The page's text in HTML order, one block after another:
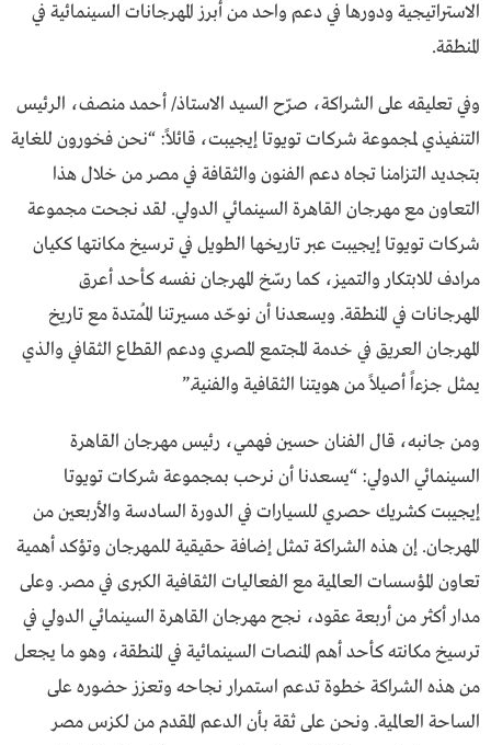
الاستراتيجية ودورها في دعم واحد من أبرز المهرجانات السينمائية في
المنطقة.
وفي تعليقه على الشراكة، صرّح السيد الاستاذ/ أحمد منصف، الرئيس
التنفيذي لمجموعة شركات تويوتا إيجيبت، قائلاً: “نحن فخورون للغاية
بتجديد التزامنا تجاه دعم الفنون والثقافة في مصر من خلال هذا
التعاون مع مهرجان القاهرة السينمائي الدولي. لقد نجحت مجموعة
شركات تويوتا إيجيبت عبر تاريخها الطويل في ترسيخ مكانتها ككيان
مرادف للابتكار والتميز، كما رسّخ المهرجان نفسه كأحد أعرق
المهرجانات في المنطقة. ويسعدنا أن نوحّد مسيرتنا المُمتدة مع تاريخ
المهرجان العريق في خدمة المجتمع المصري ودعم القطاع الثقافي والذي
يمثل جزءاً أصيلاً من هويتنا الثقافية والفنية.”
ومن جانبه، قال الفنان حسين فهمي، رئيس مهرجان القاهرة
السينمائي الدولي: “يسعدنا أن نرحب بمجموعة شركات تويوتا
إيجيبت كشريك حصري للسيارات في الدورة السادسة والأربعين من
المهرجان. إن هذه الشراكة تمثل إضافة حقيقية للمهرجان وتؤكد أهمية
تعاون المؤسسات العالمية مع الفعاليات الثقافية الكبرى في مصر. وعلى
مدار أكثر من أربعة عقود، نجح مهرجان القاهرة السينمائي الدولي في
ترسيخ مكانته كأحد أهم المنصات السينمائية في المنطقة، وهو ما يجعل
من هذه الشراكة خطوة تدعم استمرار نجاحه وتعزز حضوره على
الساحة العالمية. ونحن على ثقة بأن الدعم المقدم من لكزس مصر